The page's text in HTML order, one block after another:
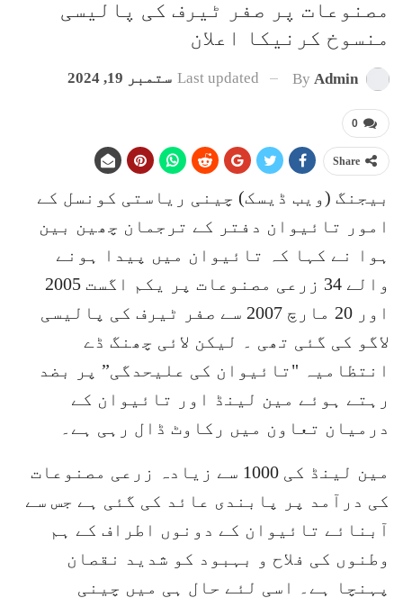
مصنوعات پر صفر ٹیرف کی پالیسی
منسوخ کرنیکا اعلان
By Admin
Last updated ستمبر 19, 2024
0
Share
بیجنگ (ویب ڈیسک) چینی ریاستی کونسل کے
امور تائیوان دفتر کے ترجمان چھین بین
ہوا نے کہا کہ تائیوان میں پیدا ہونے
والے 34 زرعی مصنوعات پر یکم اگست 2005
اور 20 مارچ 2007 سے صفر ٹیرف کی پالیسی
لاگو کی گئی تھی ۔ لیکن لائی چھنگ ڈے
انتظامیہ "تائیوان کی علیحدگی” پر بضد
رہتے ہوئے مین لینڈ اور تائیوان کے
درمیان تعاون میں رکاوٹ ڈال رہی ہے۔
مین لینڈ کی 1000 سے زیادہ زرعی مصنوعات
کی درآمد پر پابندی عائد کی گئی ہے جس سے
آبنائے تائیوان کے دونوں اطراف کے ہم
وطنوں کی فلاح و بہبود کو شدید نقصان
پہنچا ہے۔ اسی لئے حال ہی میں چینی